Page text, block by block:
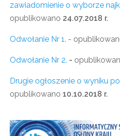
zawiadomienie o wyborze
opublikowano 24.07.2018 r.
Odwołanie Nr 1. -
Odwołanie Nr 2. -
Drugie ogłoszenie o wyniku
opublikowano 10.10.2018 r.